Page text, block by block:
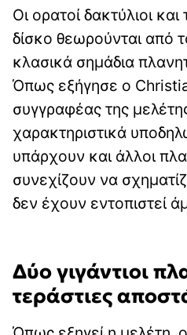
Οι ορατοί δακτύλιοι
δίσκο θεωρούνται από
κλασικά σημάδια
Όπως εξήγησε ο
συγγραφέας της
χαρακτηριστικά
υπάρχουν και άλλοι
συνεχίζουν να
δεν έχουν εντοπιστεί
Δύο γιγάντιοι
τεράστιες